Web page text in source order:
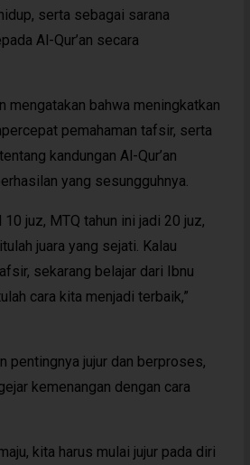
serta sebagai sarana
Al-Qur’an secara
mengatakan bahwa meningkatkan
pemahaman tafsir, serta
kandungan Al-Qur’an
yang sesungguhnya.
10 juz, MTQ tahun ini jadi 20 juz,
juara yang sejati. Kalau
sekarang belajar dari Ibnu
cara kita menjadi terbaik,”
pentingnya jujur dan berproses,
kemenangan dengan cara
kita harus mulai jujur pada diri